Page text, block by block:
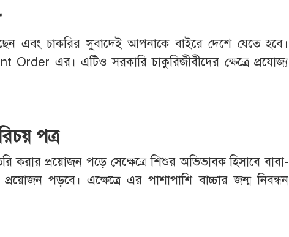
এবং চাকরির সুবাদেই আপনাকে বাইরে দেশে যেতে হবে।
Order এর। এটিও সরকারি চাকুরিজীবীদের ক্ষেত্রে প্রযোজ্য
পত্র
করার প্রয়োজন পড়ে সেক্ষেত্রে শিশুর অভিভাবক হিসাবে বাবা-
পড়বে। এক্ষেত্রে এর পাশাপাশি বাচ্চার জন্ম নিবন্ধন